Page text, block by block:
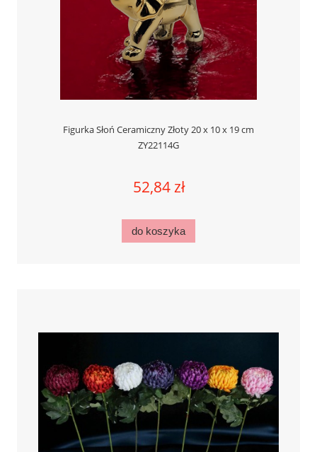
Figurka Słoń Ceramiczny Złoty 20 x 10 x 19 cm
ZY22114G
52,84 zł
do koszyka